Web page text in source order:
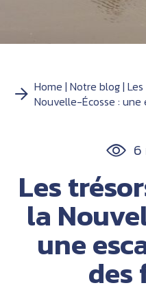
Home Notre blog
Nouvelle-Écosse :
6
Les
la
une
des